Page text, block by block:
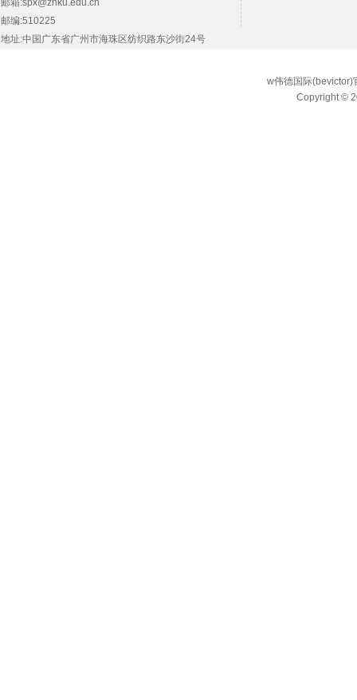
邮箱:spx@zhku.edu.cn
邮编:510225
地址:中国广东省广州市海珠区纺织路东沙街24号
w伟德国际(bevictor)
Copyright ©